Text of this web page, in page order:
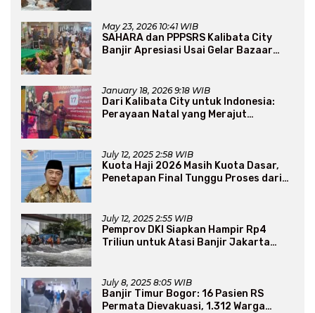
May 23, 2026 10:41 WIB
SAHARA dan PPPSRS Kalibata City
Banjir Apresiasi Usai Gelar Bazaar
January 18, 2026 9:18 WIB
Dari Kalibata City untuk Indonesia:
Perayaan Natal yang Merajut
July 12, 2025 2:58 WIB
Kuota Haji 2026 Masih Kuota Dasar,
Penetapan Final Tunggu Proses dari
July 12, 2025 2:55 WIB
Pemprov DKI Siapkan Hampir Rp4
Triliun untuk Atasi Banjir Jakarta
July 8, 2025 8:05 WIB
Banjir Timur Bogor: 16 Pasien RS
Permata Dievakuasi, 1.312 Warga